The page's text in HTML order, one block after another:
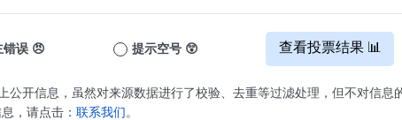
错误 😠 提示空号 😲 查看投票结果 📊
开信息，虽然对来源数据进行了校验、去重等过滤处理，但不对信息
，请点击： 联系我们 。